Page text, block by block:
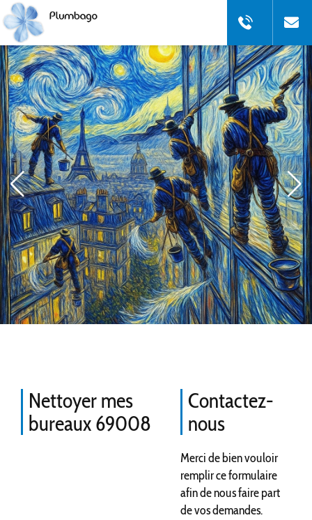
Nettoyer mes
bureaux 69008
Contactez-
nous
Merci de bien vouloir
remplir ce formulaire
afin de nous faire part
de vos demandes.